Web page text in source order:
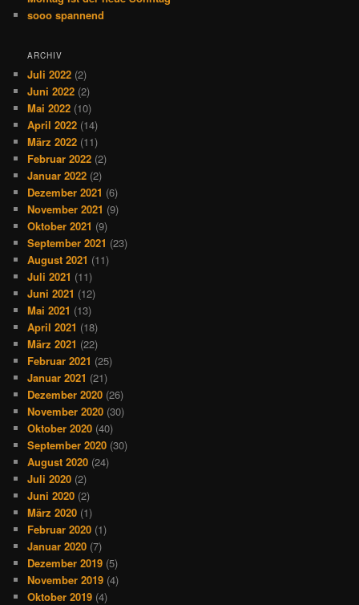
sooo spannend
ARCHIV
Juli 2022 (2)
Juni 2022 (2)
Mai 2022 (10)
April 2022 (14)
März 2022 (11)
Februar 2022 (2)
Januar 2022 (2)
Dezember 2021 (6)
November 2021 (9)
Oktober 2021 (9)
September 2021 (23)
August 2021 (11)
Juli 2021 (11)
Juni 2021 (12)
Mai 2021 (13)
April 2021 (18)
März 2021 (22)
Februar 2021 (25)
Januar 2021 (21)
Dezember 2020 (26)
November 2020 (30)
Oktober 2020 (40)
September 2020 (30)
August 2020 (24)
Juli 2020 (2)
Juni 2020 (2)
März 2020 (1)
Februar 2020 (1)
Januar 2020 (7)
Dezember 2019 (5)
November 2019 (4)
Oktober 2019 (4)